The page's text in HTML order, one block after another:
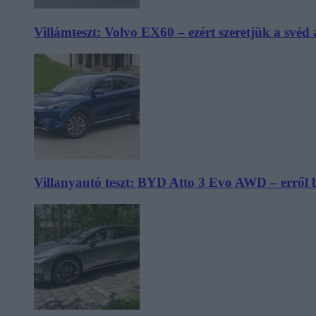
Villámteszt: Volvo EX60 – ezért szeretjük a svéd
Villanyautó teszt: BYD Atto 3 Evo AWD – erről